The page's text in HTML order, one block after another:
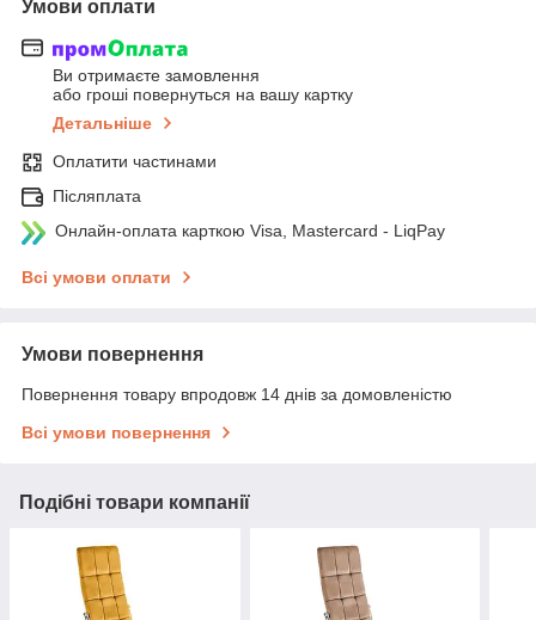
Умови оплати
Ви отримаєте замовлення
або гроші повернуться на вашу картку
Детальніше
Оплатити частинами
Післяплата
Онлайн-оплата карткою Visa, Mastercard - LiqPay
Всі умови оплати
Умови повернення
Повернення товару впродовж 14 днів за домовленістю
Всі умови повернення
Подібні товари компанії